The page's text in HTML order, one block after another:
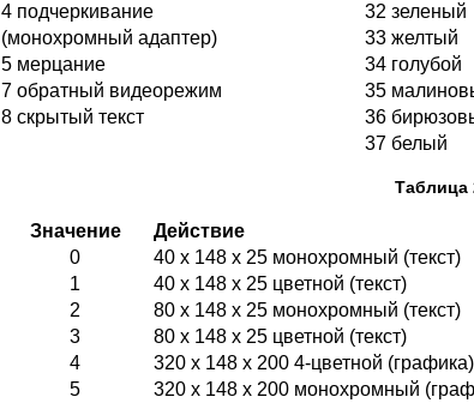
4 подчеркивание
32 зеленый
(монохромный адаптер)
33 желтый
5 мерцание
34 голубой
7 обратный видеорежим
35
8 скрытый текст
36
37 белый
Таблица
Значение
Действие
0
40 x 148 x 25 монохромный (текст)
1
40 x 148 x 25 цветной (текст)
2
80 x 148 x 25 монохромный (текст)
3
80 x 148 x 25 цветной (текст)
4
320 x 148 x 200 4-цветной (графика)
5
320 x 148 x 200 монохромный